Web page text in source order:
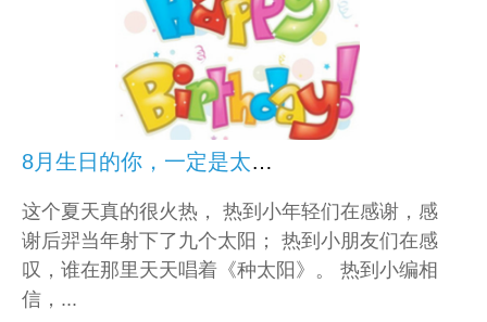
8月生日的你，一定是太阳之子
这个夏天真的很火热， 热到小年轻们在感谢，感
谢后羿当年射下了九个太阳； 热到小朋友们在感
叹，谁在那里天天唱着《种太阳》。 热到小编相
信，...